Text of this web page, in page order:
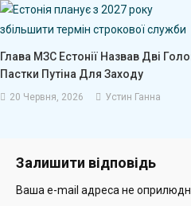
Глава МЗС Естонії Назвав Дві
Пастки Путіна Для Заходу
20 Червня, 2026 Устин Ганна
Залишити відповідь
Ваша e-mail адреса не